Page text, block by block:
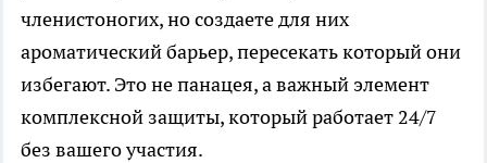
членистоногих, но создаете для них
ароматический барьер, пересекать который они
избегают. Это не панацея, а важный элемент
комплексной защиты, который работает 24/7
без вашего участия.